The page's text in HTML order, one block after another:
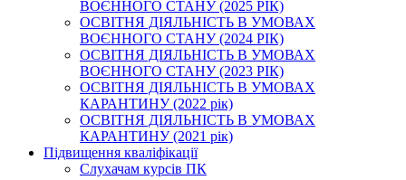
ВОЄННОГО СТАНУ (2025 РІК)
ОСВІТНЯ ДІЯЛЬНІСТЬ В УМОВАХ
ВОЄННОГО СТАНУ (2024 РІК)
ОСВІТНЯ ДІЯЛЬНІСТЬ В УМОВАХ
ВОЄННОГО СТАНУ (2023 РІК)
ОСВІТНЯ ДІЯЛЬНІСТЬ В УМОВАХ
КАРАНТИНУ (2022 рік)
ОСВІТНЯ ДІЯЛЬНІСТЬ В УМОВАХ
КАРАНТИНУ (2021 рік)
Підвищення кваліфікації
Слухачам курсів ПК